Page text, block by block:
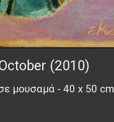
(2010)
μουσαμά - 40 x 50 cm